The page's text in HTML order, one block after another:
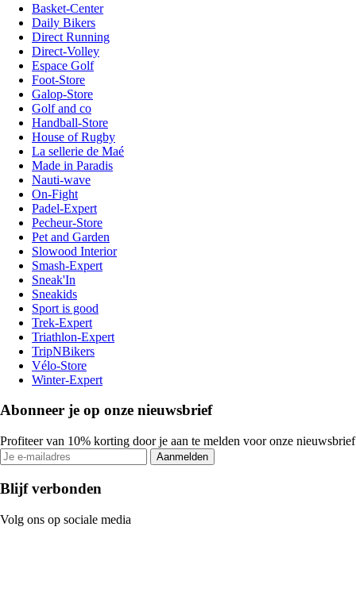
Basket-Center
Daily Bikers
Direct Running
Direct-Volley
Espace Golf
Foot-Store
Galop-Store
Golf and co
Handball-Store
House of Rugby
La sellerie de Maé
Made in Paradis
Nauti-wave
On-Fight
Padel-Expert
Pecheur-Store
Pet and Garden
Slowood Interior
Smash-Expert
Sneak'In
Sneakids
Sport is good
Trek-Expert
Triathlon-Expert
TripNBikers
Vélo-Store
Winter-Expert
Abonneer je op onze nieuwsbrief
Profiteer van 10% korting door je aan te melden voor onze nieuwsbrief
Aanmelden
Blijf verbonden
Volg ons op sociale media